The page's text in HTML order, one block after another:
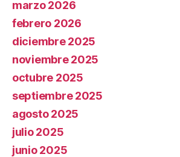
marzo 2026
febrero 2026
diciembre 2025
noviembre 2025
octubre 2025
septiembre 2025
agosto 2025
julio 2025
junio 2025